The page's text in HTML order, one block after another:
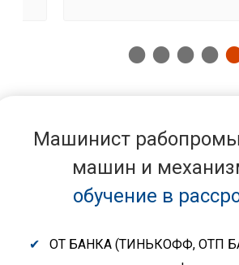
Машинист
машин и
обучение в
ОТ БАНКА (ТИНЬКОФФ, ОТП